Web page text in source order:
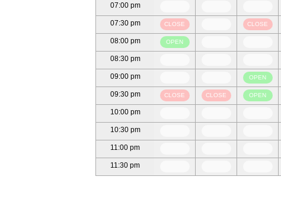
07:00 pm
07:30 pm
08:00 pm
08:30 pm
09:00 pm
09:30 pm
10:00 pm
10:30 pm
11:00 pm
11:30 pm
CLOSE
OPEN
CLOSE CLOSE
CLOSE
OPEN
OPEN